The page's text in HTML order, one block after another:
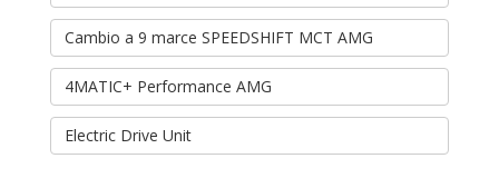
Cambio a 9 marce SPEEDSHIFT MCT AMG
4MATIC+ Performance AMG
Electric Drive Unit